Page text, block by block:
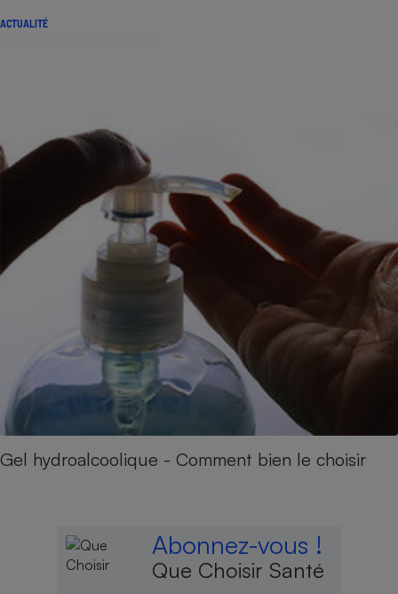
ACTUALITÉ
Gel hydroalcoolique - Comment bien le choisir
Abonnez-vous !
Que Choisir Santé